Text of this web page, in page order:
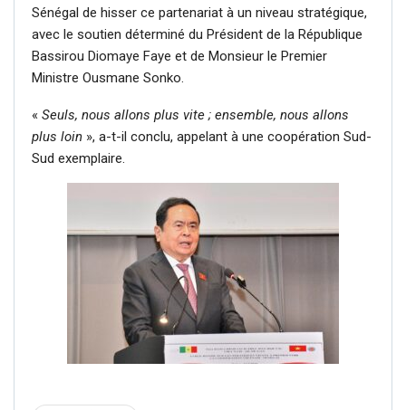
Sénégal de hisser ce partenariat à un niveau stratégique,
avec le soutien déterminé du Président de la République
Bassirou Diomaye Faye et de Monsieur le Premier
Ministre Ousmane Sonko.
« Seuls, nous allons plus vite ; ensemble, nous allons
plus loin », a-t-il conclu, appelant à une coopération Sud-
Sud exemplaire.